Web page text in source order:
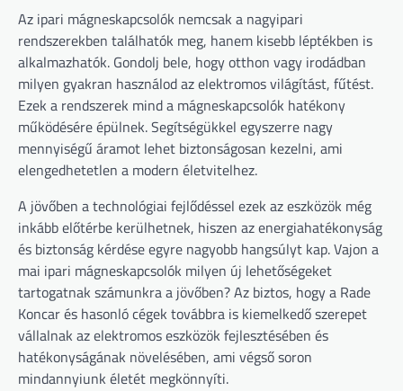
Az ipari mágneskapcsolók nemcsak a nagyipari
rendszerekben találhatók meg, hanem kisebb léptékben is
alkalmazhatók. Gondolj bele, hogy otthon vagy irodádban
milyen gyakran használod az elektromos világítást, fűtést.
Ezek a rendszerek mind a mágneskapcsolók hatékony
működésére épülnek. Segítségükkel egyszerre nagy
mennyiségű áramot lehet biztonságosan kezelni, ami
elengedhetetlen a modern életvitelhez.
A jövőben a technológiai fejlődéssel ezek az eszközök még
inkább előtérbe kerülhetnek, hiszen az energiahatékonyság
és biztonság kérdése egyre nagyobb hangsúlyt kap. Vajon a
mai ipari mágneskapcsolók milyen új lehetőségeket
tartogatnak számunkra a jövőben? Az biztos, hogy a Rade
Koncar és hasonló cégek továbbra is kiemelkedő szerepet
vállalnak az elektromos eszközök fejlesztésében és
hatékonyságának növelésében, ami végső soron
mindannyiunk életét megkönnyíti.